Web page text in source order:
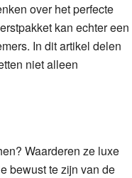
over het perfecte
kan echter een
In dit artikel delen
niet alleen
Waarderen ze luxe
bewust te zijn van de